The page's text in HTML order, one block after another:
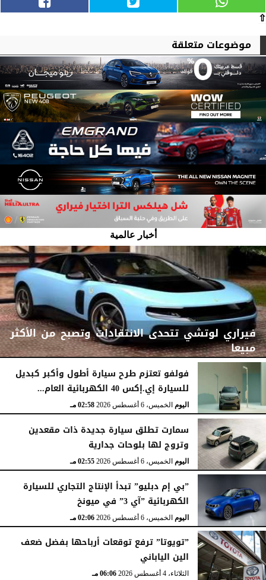
⇧
موضوعات متعلقة
أخبار عالمية
فيراري لوتشي تتحدى الانتقادات وتصبح من الأكثر
مبيعا
اليومالخميس، 6 أغسطس 2026 03:00 مـ
فولفو تعتزم طرح سيارة أطول وأكبر كبديل
للسيارة إي.إكس 40 الكهربائية العام...
اليومالخميس، 6 أغسطس 2026 02:58 مـ
سمارت تطلق سيارة جديدة ذات مقعدين
وتروج لها بلوحات جدارية
اليومالخميس، 6 أغسطس 2026 02:55 مـ
”بي إم دبليو” تبدأ الإنتاج التجاري للسيارة
الكهربائية ”آي 3” في ميونخ
اليوم الخميس، 6 أغسطس 2026 02:06 مـ
”تويوتا” ترفع توقعات أرباحها بفضل ضعف
الين الياباني
الثلاثاء، 4 أغسطس 2026 06:06 مـ